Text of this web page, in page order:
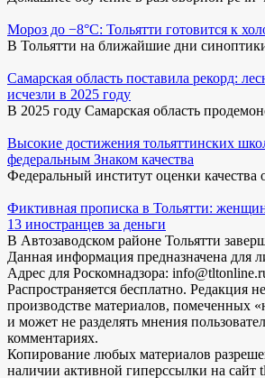
Мороз до −8°C: Тольятти готовится к
В Тольятти на ближайшие дни
Самарская область поставила рекорд:
исчезли в 2025 году
В 2025 году Самарская область
Высокие достижения тольяттинских
федеральным Знаком качества
Федеральный институт оценки качества
Фиктивная прописка в Тольятти:
13 иностранцев за деньги
В Автозаводском районе Тольятти
Данная информация предназначена для
Адрес для Роскомнадзора:
Распространяется бесплатно. Редакция
производстве материалов, помеченных
и может не разделять мнения
комментариях.
Копирование любых материалов
наличии активной гиперссылки на сайт